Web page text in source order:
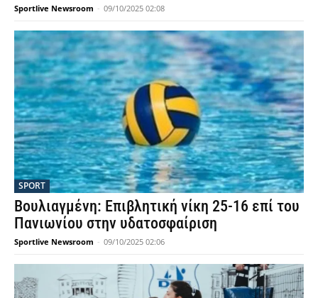
Sportlive Newsroom - 09/10/2025 02:08
SPORT
Βουλιαγμένη: Επιβλητική νίκη 25-16 επί του
Πανιωνίου στην υδατοσφαίριση
Sportlive Newsroom - 09/10/2025 02:06